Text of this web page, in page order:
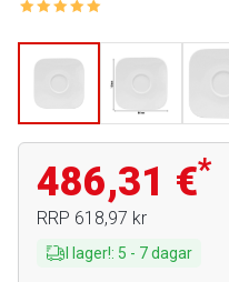
486,31 €*
RRP 618,97 kr
I lager!: 5 - 7dagar